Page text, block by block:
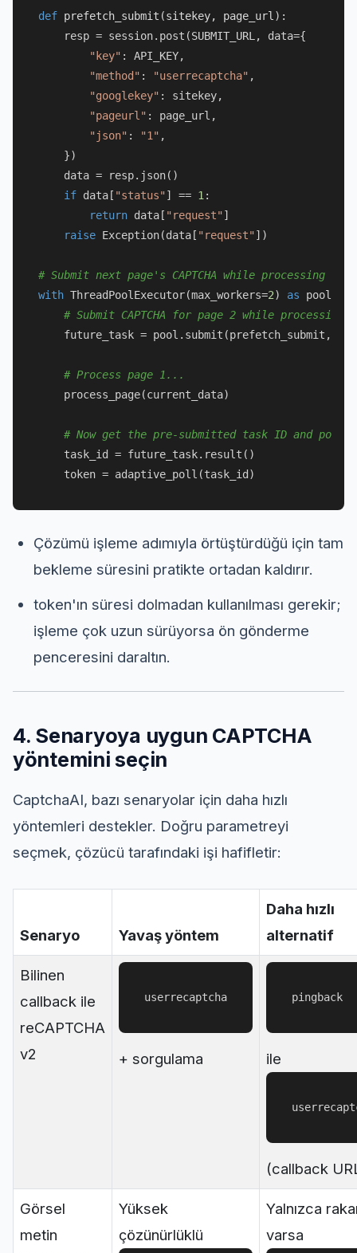
def prefetch_submit (sitekey, page_url ):
    resp = session.post(SUBMIT_URL, data={
"key" : API_KEY,
"method" : "userrecaptcha" ,
"googlekey" : sitekey,
"pageurl" : page_url,
"json" : "1" ,
    })
    data = resp.json()
if data[ "status" ] == 1 :
return data[ "request" ]
raise Exception(data[ "request" ])
# Submit next page's CAPTCHA while processing
with ThreadPoolExecutor(max_workers=2) as pool:
# Submit CAPTCHA for page 2 while processing
    future_task = pool.submit(prefetch_submit,
# Process page 1...
    process_page(current_data)
# Now get the pre-submitted task ID and poll
    task_id = future_task.result()
Çözümü işleme adımıyla örtüştürdüğü için tam
bekleme süresini pratikte ortadan kaldırır.
token'ın süresi dolmadan kullanılması gerekir;
işleme çok uzun sürüyorsa ön gönderme
penceresini daraltın.
4. Senaryoya uygun CAPTCHA
yöntemini seçin
CaptchaAI, bazı senaryolar için daha hızlı
yöntemleri destekler. Doğru parametreyi
seçmek, çözücü tarafındaki işi hafifletir:
Senaryo Yavaş yöntem
Daha hızlı
alternatif
Bilinen
callback ile
reCAPTCHA
v2
userrecaptcha
+ sorgulama
pingback
ile
(callback
Görsel
metin
Yüksek
çözünürlüklü
Yalnızca
varsa